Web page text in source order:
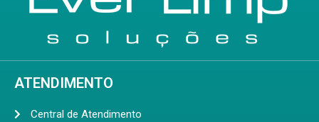
ATENDIMENTO
Central de Atendimento